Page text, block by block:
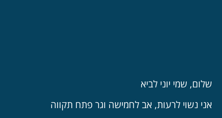
שלום, שמי יוני לביא
אני נשוי לרעות, אב לחמישה וגר פתח תקווה